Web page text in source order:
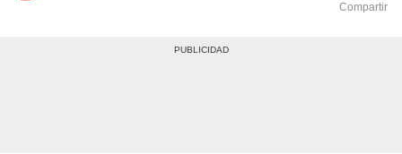
Compartir